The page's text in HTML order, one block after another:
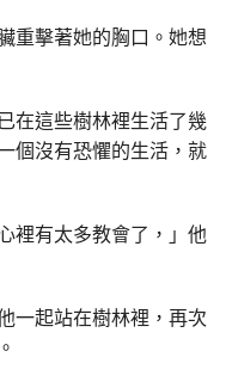
重擊著她的胸口。她想
在這些樹林裡生活了幾
個沒有恐懼的生活，就
裡有太多教會了，」他
一起站在樹林裡，再次